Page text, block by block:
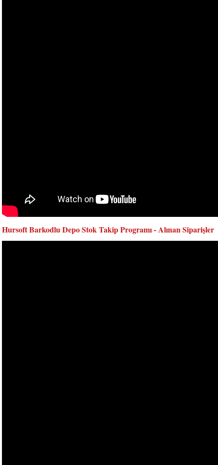
Hursoft Barkodlu Depo Stok Takip Programı - Alınan Siparişler